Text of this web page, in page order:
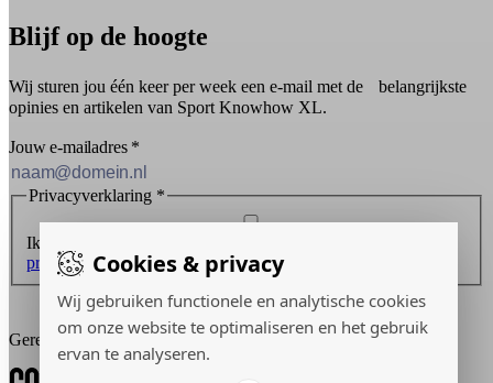
Cookies & privacy
Wij gebruiken functionele en analytische cookies
om onze website te optimaliseren en het gebruik
ervan te analyseren.
Blijf op de hoogte
Wij sturen jou één keer per week een e-mail met de belangrijkste
opinies en artikelen van Sport Knowhow XL.
Jouw e-mailadres *
Privacyverklaring *
Ik ontvang graag de nieuwsbrief en ga akkoord met de
privacyverklaring.
Inschrijven
Gerealiseerd door: